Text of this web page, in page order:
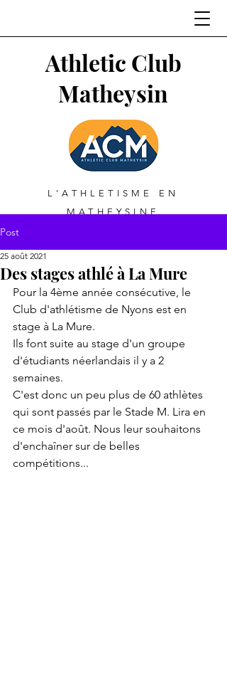
Athletic Club
Matheysin
L'ATHLETISME EN
MATHEYSINE
Post
Des stages athlé à La Mure
25 août 2021
Pour la 4ème année consécutive, le
Club d'athlétisme de Nyons est en
stage à La Mure.
Ils font suite au stage d'un groupe
d'étudiants néerlandais il y a 2
semaines.
C'est donc un peu plus de 60 athlètes
qui sont passés par le Stade M. Lira en
ce mois d'août. Nous leur souhaitons
d'enchaîner sur de belles
compétitions...